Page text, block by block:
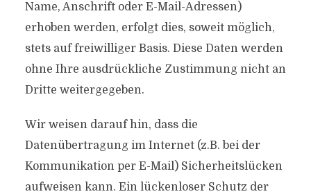
Name, Anschrift oder E-Mail-Adressen)
erhoben werden, erfolgt dies, soweit möglich,
stets auf freiwilliger Basis. Diese Daten werden
ohne Ihre ausdrückliche Zustimmung nicht an
Dritte weitergegeben.
Wir weisen darauf hin, dass die
Datenübertragung im Internet (z.B. bei der
Kommunikation per E-Mail) Sicherheitslücken
aufweisen kann. Ein lückenloser Schutz der